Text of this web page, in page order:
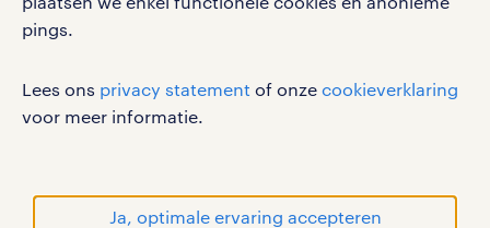
pings.
Lees ons privacy statement of onze cookieverklaring
voor meer informatie.
Ja, optimale ervaring accepteren
werken bij randstad
privacystatement
sitemap